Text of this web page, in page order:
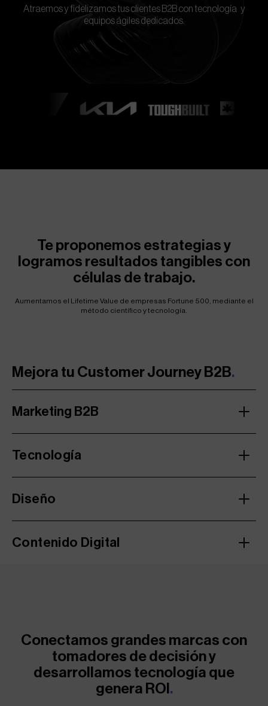
Atraemos y fidelizamos tus clientes B2B con tecnología y
equipos ágiles dedicados.
Te proponemos estrategias y
logramos resultados tangibles con
células de trabajo.
Aumentamos el Lifetime Value de empresas Fortune 500, mediante el
método científico y tecnología.
Mejora tu Customer Journey B2B.
Marketing B2B
Tecnología
Diseño
Contenido Digital
Conectamos grandes marcas con
tomadores de decisión y
desarrollamos tecnología que
genera ROI .